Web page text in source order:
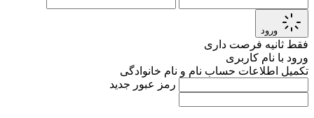
ورود
فقط ثانیه فرصت داری
ورود با نام کاربری
تکمیل اطلاعات حساب نام و نام خانوادگی
رمز عبور جدید